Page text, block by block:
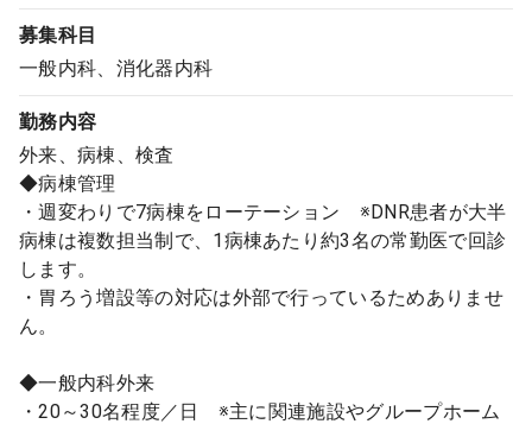
募集科目
一般内科、消化器内科
勤務内容
外来、病棟、検査
◆病棟管理
・週変わりで7病棟をローテーション ※DNR患者が大半
病棟は複数担当制で、1病棟あたり約3名の常勤医で回診
します。
・胃ろう増設等の対応は外部で行っているためありませ
ん。
◆一般内科外来
・20～30名程度／日 ※主に関連施設やグループホーム